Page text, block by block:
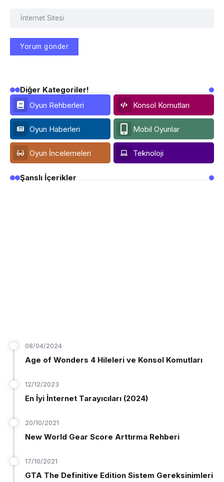
Diğer Kategoriler!
Oyun Rehberleri
Konsol Komutları
Oyun Haberleri Mobil Oyunlar
Oyun İncelemeleri Teknoloji
Şanslı İçerikler
08/04/2024
Age of Wonders 4 Hileleri ve Konsol Komutları
12/12/2023
En İyi İnternet Tarayıcıları (2024)
20/10/2021
New World Gear Score Arttırma Rehberi
17/10/2021
GTA The Definitive Edition Sistem Gereksinimleri